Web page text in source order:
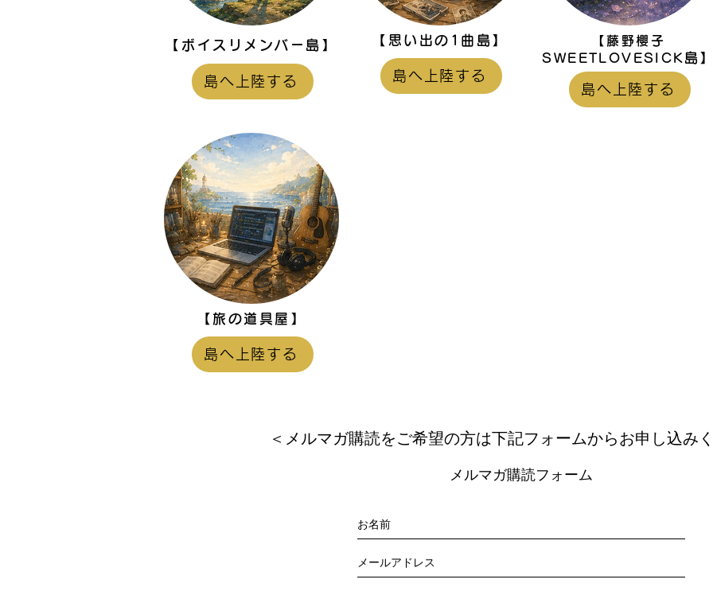
【ボイスリメンバー島】
島へ上陸する
【旅の道具屋】
島へ上陸する
【思い出の1曲島】
島へ上陸する
【藤野櫻子
SWEETLOVESICK 島
島へ上陸する
＜メルマガ購読をご希望の方は下記フォームからお申し込み
メルマガ購読フォーム